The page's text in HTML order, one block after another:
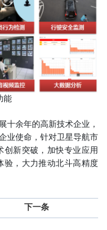
能
十余年的高新技术企业，
业使命，针对卫星导航市
创新突破，加快专业应用
验，大力推动北斗高精度
下一条